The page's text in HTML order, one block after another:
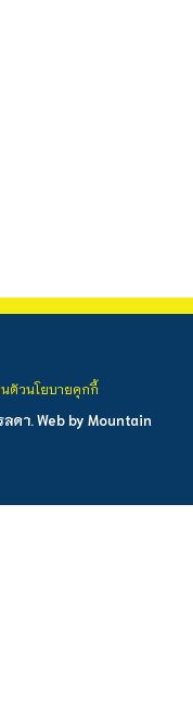
ดา. Web by Mountain
ตัวนโยบายคุกกี้